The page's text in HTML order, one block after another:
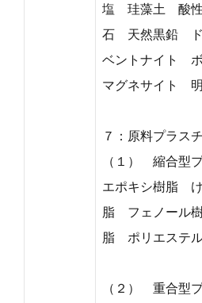
塩 珪藻土 酸
石 天然黒鉛
ベントナイト
マグネサイト
７：原料プラス
（１） 縮合型
エポキシ樹脂
脂 フェノール
脂 ポリエステ
（２） 重合型